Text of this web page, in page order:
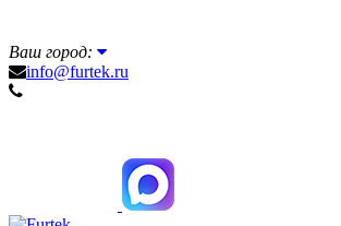
Ваш город:
info@furtek.ru